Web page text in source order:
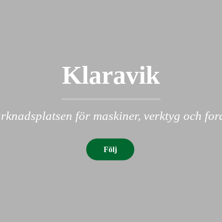
Klaravik
för maskiner, verktyg och
Följ